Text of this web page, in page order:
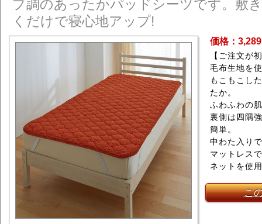
プ調のあったかパッドシーツです。敷
くだけで寝心地アップ!
価格：
【ご注文が
毛布生地を
もこもこし
たか。
ふわふわの
裏側は四隅
簡単。
中わた入り
マットレス
ネットを使
こ